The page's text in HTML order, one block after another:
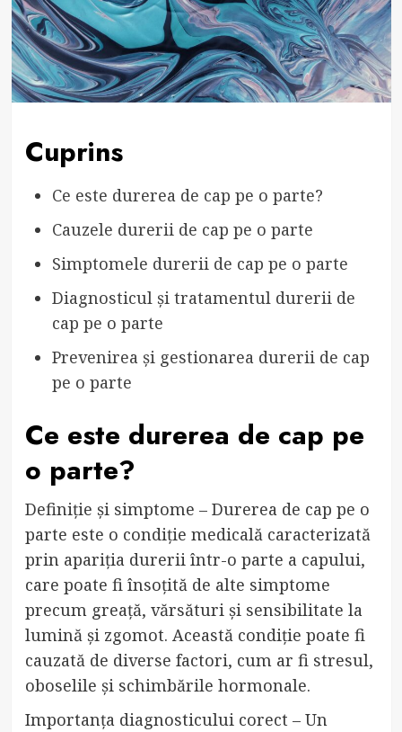
Cuprins
Ce este durerea de cap pe o parte?
Cauzele durerii de cap pe o parte
Simptomele durerii de cap pe o parte
Diagnosticul și tratamentul durerii de
cap pe o parte
Prevenirea și gestionarea durerii de cap
pe o parte
Ce este durerea de cap pe
o parte?
Definiție și simptome – Durerea de cap pe o
parte este o condiție medicală caracterizată
prin apariția durerii într-o parte a capului,
care poate fi însoțită de alte simptome
precum greață, vărsături și sensibilitate la
lumină și zgomot. Această condiție poate fi
cauzată de diverse factori, cum ar fi stresul,
oboselile și schimbările hormonale.
Importanța diagnosticului corect – Un